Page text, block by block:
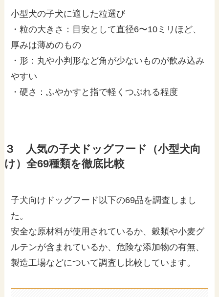
小型犬の子犬に適した粒選び
・粒の大きさ：目安として直径6〜10ミリほど、
厚みは薄めのもの
・形：丸や小判形など角が少ないものが飲み込み
やすい
・硬さ：ふやかすと指で軽くつぶれる程度
３ 人気の子犬ドッグフード（小型犬向
け）全69種類を徹底比較
子犬向けドッグフード以下の69品を調査しまし
た。
安全な原材料が使用されているか、穀類や小麦グ
ルテンが含まれているか、危険な添加物の有無、
製造工場などについて調査し比較しています。